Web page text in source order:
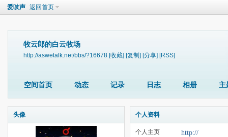
爱吱声 返回首页
牧云郎的白云牧场
http://aswetalk.net/bbs/?16678 [收藏] [复制] [分享] [RSS]
空间首页 动态 记录 日志 相册 主
头像 个人资料
个人主页 http://